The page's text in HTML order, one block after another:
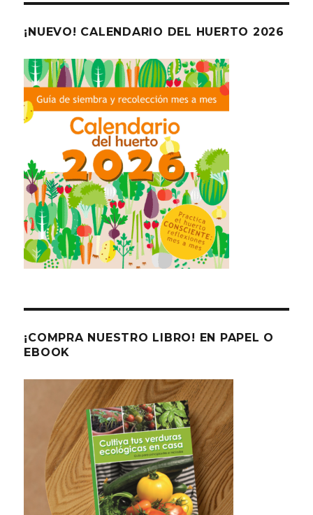
¡NUEVO! CALENDARIO DEL HUERTO 2026
¡COMPRA NUESTRO LIBRO! EN PAPEL O
EBOOK